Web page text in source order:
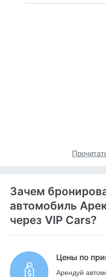
Зачем
автомобиль
через VIP Cars?
Цены по
Арендуй